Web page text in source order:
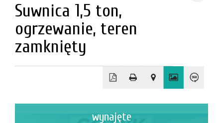
Suwnica 1,5 ton,
ogrzewanie, teren
zamknięty
wynajęte